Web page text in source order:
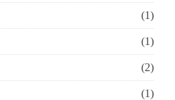
(1)
(1)
(2)
(1)